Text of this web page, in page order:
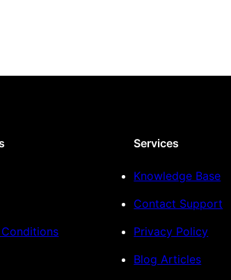
Services
Knowledge Base
Contact Support
Privacy Policy
Blog Articles